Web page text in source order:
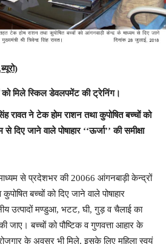
को मिले स्किल डेवलपमेंट की ट्रेनिंग।
रावत ने टेक होम राशन तथा कुपोषित बच्चों को
जाने वाले पोषाहार ‘‘ऊर्जा’’ की समीक्षा
से प्रदेशभर की 20066 आंगनबाड़ी केन्द्रों
बच्चों को दिए जाने वाले पोषाहार
उत्पादों मण्डुआ, भटट, घी, गुड़ व चैलाई का
जाए। बच्चों को पौष्टिक व गुणवत्ता आहार के
के अवसर भी मिले, इसके लिए महिला स्वयं